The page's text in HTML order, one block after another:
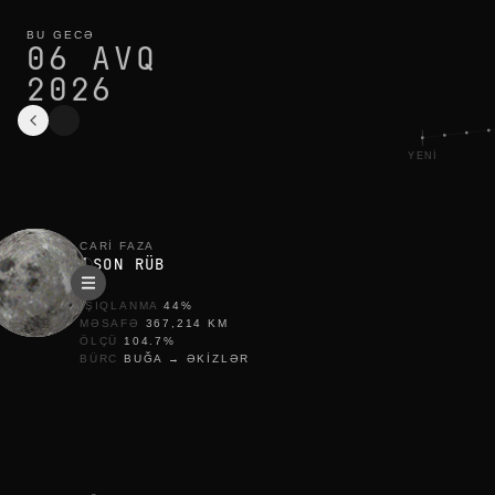
BU GECƏ
06 AVQ
2026
YENI
CARI FAZA
SON RÜB
IŞIQLANMA 44%
MƏSAFƏ
367,214
KM
ÖLÇÜ
104.7%
BÜRC
BUĞA → ƏKIZLƏR